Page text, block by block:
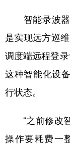
智能录波器
是实现远方巡
调度端远程登录
这种智能化设
行状态。
“之前修改智
操作要耗费一